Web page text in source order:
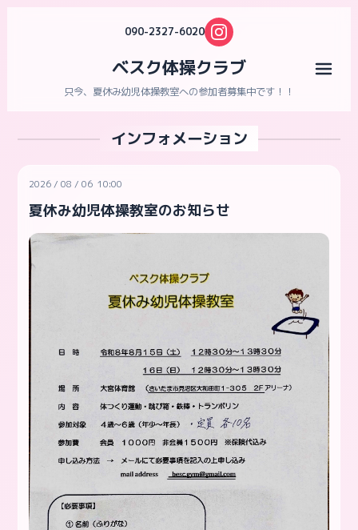
090-2327-6020
ベスク体操クラブ
只今、夏休み幼児体操教室への参加者募集中です！！
インフォメーション
2026 /08 /06 10:00
夏休み幼児体操教室のお知らせ